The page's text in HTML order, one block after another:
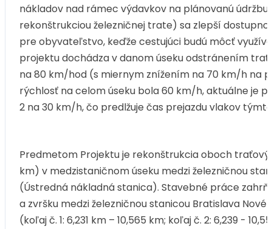
nákladov nad rámec výdavkov na plánovanú
rekonštrukciou železničnej trate) sa zlepší
pre obyvateľstvo, keďže cestujúci budú môcť
projektu dochádza v danom úseku odstránením
na 80 km/hod (s miernym znížením na 70 km/h na
rýchlosť na celom úseku bola 60 km/h, aktuálne je
2 na 30 km/h, čo predlžuje čas prejazdu vlakov
Predmetom Projektu je rekonštrukcia oboch
km) v medzistaničnom úseku medzi železničnou
(Ústredná nákladná stanica). Stavebné práce
a zvršku medzi železničnou stanicou Bratislava
(koľaj č. 1: 6,231 km – 10,565 km; koľaj č. 2: 6,239 -